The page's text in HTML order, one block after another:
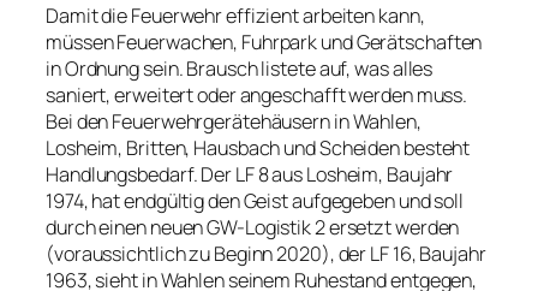
Damit die Feuerwehr effizient arbeiten kann,
müssen Feuerwachen, Fuhrpark und Gerätschaften
in Ordnung sein. Brausch listete auf, was alles
saniert, erweitert oder angeschafft werden muss.
Bei den Feuerwehrgerätehäusern in Wahlen,
Losheim, Britten, Hausbach und Scheiden besteht
Handlungsbedarf. Der LF 8 aus Losheim, Baujahr
1974, hat endgültig den Geist aufgegeben und soll
durch einen neuen GW-Logistik 2 ersetzt werden
(voraussichtlich zu Beginn 2020), der LF 16, Baujahr
1963, sieht in Wahlen seinem Ruhestand entgegen,